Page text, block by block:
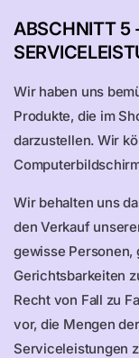
ABSCHNITT 5
Wir haben uns
Produkte, die im
darzustellen. Wir
Wir behalten uns
den Verkauf
gewisse Personen,
Gerichtsbarkeiten
Recht von Fall zu
vor, die Mengen
Serviceleistungen